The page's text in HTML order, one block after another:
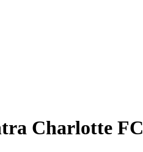
Charlotte FC